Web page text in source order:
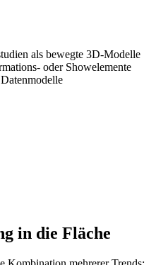
als bewegte 3D-Modelle
oder Showelemente
in die Fläche